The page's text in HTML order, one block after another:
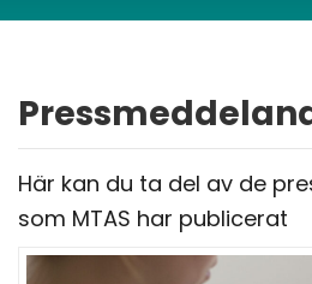
Här kan du ta del av de
som MTAS har publicerat